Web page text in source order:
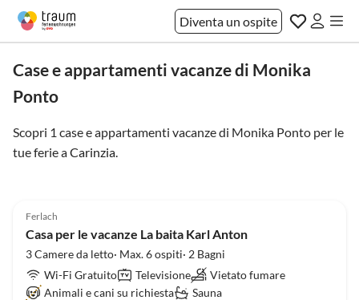
Diventa un ospite
Case e appartamenti vacanze di Monika
Ponto
Scopri 1 case e appartamenti vacanze di Monika Ponto per le
tue ferie aCarinzia.
Tour
Super ospite
Ferlach
Casa per le vacanze La baita Karl Anton
3 Camere da letto· Max. 6 ospiti· 2 Bagni
Wi-Fi Gratuito
Televisione
Vietato fumare
Animali e cani su richiesta
Sauna